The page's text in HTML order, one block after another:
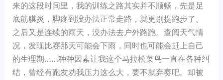
来的这段时间里，我的训练之路其实并不顺畅，先是足
底筋膜炎 ，脚疼到没办法正常走路，就更别提跑步了。
之后又是连续的雨天，没办法去户外路跑。查阅天气情
况，发现比赛那天可能会下雨，同时也可能会赶上自己
的生理期……种种因素让我这个马拉松菜鸟一直在各种纠
结，曾经有跑友劝我压力这么大，要不就弃赛吧。却被